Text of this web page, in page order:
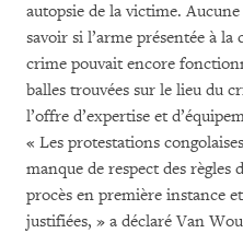
autopsie de la victime.
savoir si l’arme présentée à
crime pouvait encore
balles trouvées sur le lieu du
l’offre d’expertise et
« Les protestations
manque de respect des règles
procès en première instance
justifiées, » a déclaré Van